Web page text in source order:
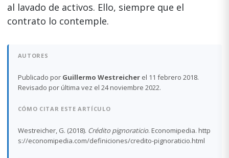
al lavado de activos. Ello, siempre que el
contrato lo contemple.
AUTORES
Publicado por Guillermo Westreicherel 11 febrero 2018.
Revisado por última vez el 24 noviembre 2022.
CÓMO CITAR ESTE ARTÍCULO
Westreicher, G. (2018). Crédito pignoraticio. Economipedia. http
s://economipedia.com/definiciones/credito-pignoraticio.html